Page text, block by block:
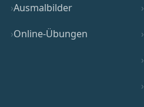
Ausmalbilder
Online-Übungen